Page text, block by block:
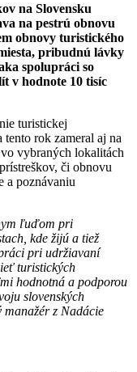
na Slovensku
na pestrú obnovu
obnovy turistického
pribudnú lávky
spolupráci so
v hodnote 10 tisíc
turistickej
rok zameral aj na
vybraných lokalitách
či obnovu
a poznávaniu
ľuďom pri
kde žijú a tiež
pri udržiavaní
turistických
hodnotná a podporou
slovenských
z Nadácie